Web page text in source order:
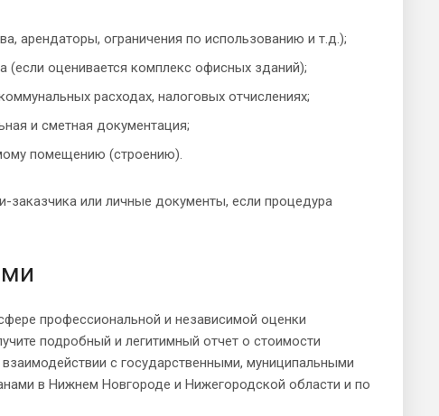
арендаторы, ограничения по использованию и т.д.);
оценивается комплекс офисных зданий);
расходах, налоговых отчислениях;
и сметная документация;
помещению (строению).
или личные документы, если процедура
профессиональной и независимой оценки
подробный и легитимный отчет о стоимости
с государственными, муниципальными
в Нижнем Новгороде и Нижегородской области и по